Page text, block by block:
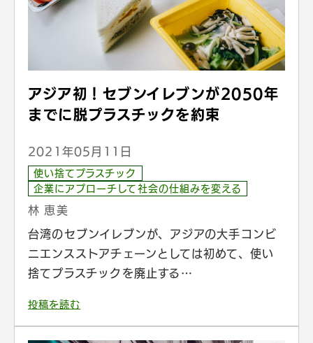
アジア初！セブンイレブンが2050年
までに脱プラスチックを約束
2021年05月11日
使い捨てプラスチック
企業にアプローチして社会の仕組みを変える
林 恵美
台湾のセブンイレブンが、アジアの大手コンビ
ニエンスストアチェーンとしては初めて、使い
捨てプラスチックを廃止する…
投稿を読む